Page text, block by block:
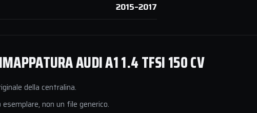
2015–2017
AUDI A1 1.4 TFSI 150 CV
della centralina.
non un file generico.